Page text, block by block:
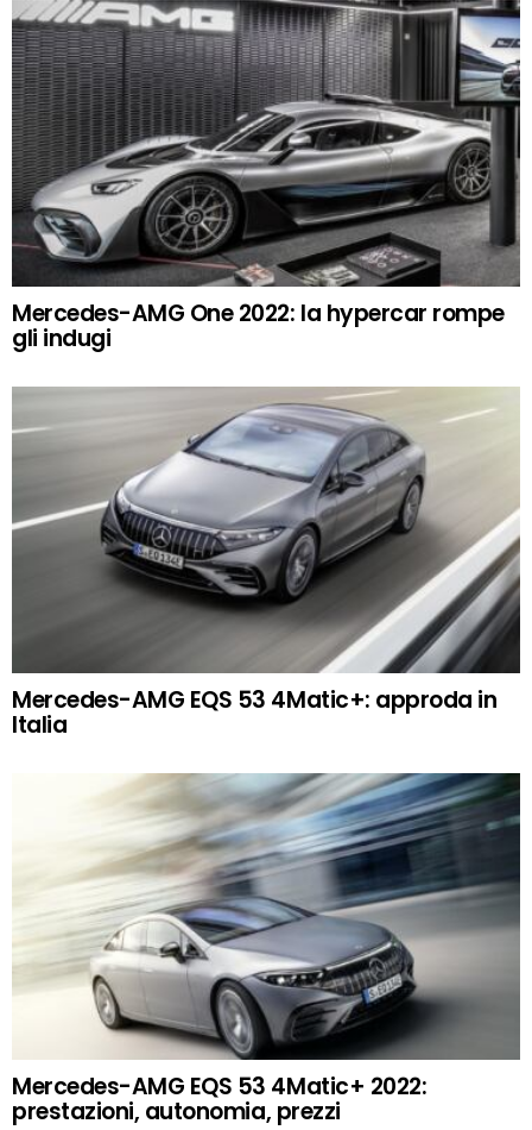
Mercedes-AMG One 2022: la hypercar rompe
gli indugi
Mercedes-AMG EQS 53 4Matic+: approda in
Italia
Mercedes-AMG EQS 53 4Matic+ 2022:
prestazioni, autonomia, prezzi